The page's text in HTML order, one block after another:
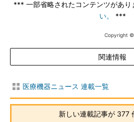
*** 一部省略されたコンテンツがあり
い。
***
Copyright ©
関連情報
医療機器ニュース 連載一覧
新しい連載記事が 377